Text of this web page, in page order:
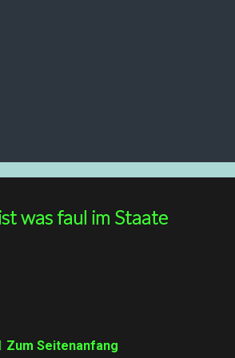
was faul im Staate
Zum Seitenanfang